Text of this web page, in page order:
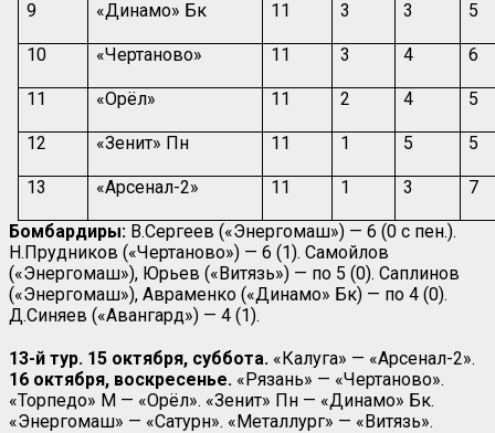
9 «Динамо» Бк 11 3 3 5
10 «Чертаново» 11 3 4 6
11 «Орёл» 11 2 4 5
12 «Зенит» Пн 11 1 5 5
13 «Арсенал-2» 11 1 3 7
Бомбардиры: В.Сергеев («Энергомаш») — 6 (0 с пен.).
Н.Прудников («Чертаново») — 6 (1). Самойлов
(«Энергомаш»), Юрьев («Витязь») — по 5 (0). Саплинов
(«Энергомаш»), Авраменко («Динамо» Бк) — по 4 (0).
Д.Синяев («Авангард») — 4 (1).
13-й тур. 15 октября, суббота. «Калуга» — «Арсенал-2».
16 октября, воскресенье. «Рязань» — «Чертаново».
«Торпедо» М — «Орёл». «Зенит» Пн — «Динамо» Бк.
«Энергомаш» — «Сатурн». «Металлург» — «Витязь».